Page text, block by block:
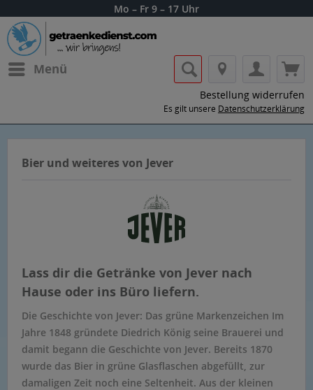
Mo – Fr 9 – 17 Uhr
Menü
Bestellung widerrufen
Es gilt unsere Datenschutzerklärung
Bier und weiteres von Jever
Lass dir die Getränke von Jever nach
Hause oder ins Büro liefern.
Die Geschichte von Jever: Das grüne Markenzeichen Im
Jahre 1848 gründete Diedrich König seine Brauerei und
damit begann die Geschichte von Jever. Bereits 1870
wurde das Bier in grüne Glasflaschen abgefüllt, zur
damaligen Zeit noch eine Seltenheit. Aus der kleinen